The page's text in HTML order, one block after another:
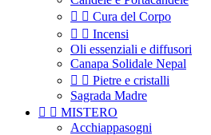
  Cura del Corpo
  Incensi
Oli essenziali e diffusori
Canapa Solidale Nepal
  Pietre e cristalli
Sagrada Madre
  MISTERO
Acchiappasogni